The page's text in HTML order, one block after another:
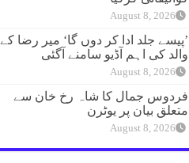
August 8, 2026
’پیسے جلد ادا کر دوں گا‘ میر رضا کے
والد کی اہم آڈیو سامنے آگئی
August 8, 2026
فردوس جمال کا شاہ رخ خان سے
متعلق بیان پر یوٹرن
August 8, 2026